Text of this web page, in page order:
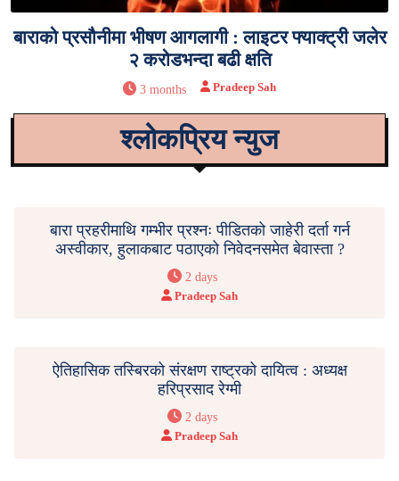
बाराको प्रसौनीमा भीषण आगलागी : लाइटर फ्याक्ट्री जलेर
२ करोडभन्दा बढी क्षति
3 months Pradeep Sah
श्लोकप्रिय न्युज
बारा प्रहरीमाथि गम्भीर प्रश्नः पीडितको जाहेरी दर्ता गर्न
अस्वीकार, हुलाकबाट पठाएको निवेदनसमेत बेवास्ता ?
2 days
Pradeep Sah
ऐतिहासिक तस्बिरको संरक्षण राष्ट्रको दायित्व : अध्यक्ष
हरिप्रसाद रेग्मी
2 days
Pradeep Sah